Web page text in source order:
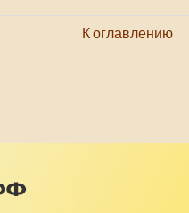
К оглавлению